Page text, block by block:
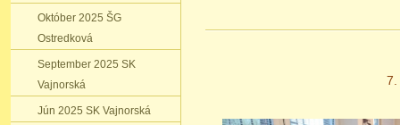
7.
Október 2025 ŠG
Ostredková
September 2025 SK
Vajnorská
Jún 2025 SK Vajnorská